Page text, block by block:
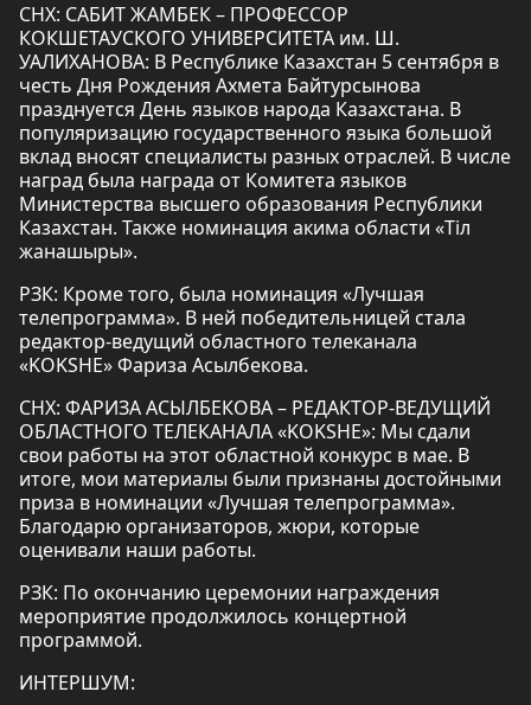
СНХ: САБИТ ЖАМБЕК – ПРОФЕССОР
КОКШЕТАУСКОГО УНИВЕРСИТЕТА им. Ш.
УАЛИХАНОВА: В Республике Казахстан 5 сентября в
честь Дня Рождения Ахмета Байтурсынова
празднуется День языков народа Казахстана. В
популяризацию государственного языка большой
вклад вносят специалисты разных отраслей. В числе
наград была награда от Комитета языков
Министерства высшего образования Республики
Казахстан. Также номинация акима области «Тіл
жанашыры».
РЗК: Кроме того, была номинация «Лучшая
телепрограмма». В ней победительницей стала
редактор-ведущий областного телеканала
«KOKSHE» Фариза Асылбекова.
СНХ: ФАРИЗА АСЫЛБЕКОВА – РЕДАКТОР-ВЕДУЩИЙ
ОБЛАСТНОГО ТЕЛЕКАНАЛА «KOKSHE»: Мы сдали
свои работы на этот областной конкурс в мае. В
итоге, мои материалы были признаны достойными
приза в номинации «Лучшая телепрограмма».
Благодарю организаторов, жюри, которые
оценивали наши работы.
РЗК: По окончанию церемонии награждения
мероприятие продолжилось концертной
программой.
ИНТЕРШУМ: